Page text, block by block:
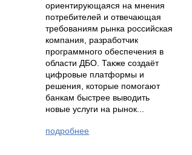
ориентирующаяся на мнения
потребителей и отвечающая
требованиям рынка российская
компания, разработчик
программного обеспечения в
области ДБО. Также создаёт
цифровые платформы и
решения, которые помогают
банкам быстрее выводить
новые услуги на рынок...
подробнее